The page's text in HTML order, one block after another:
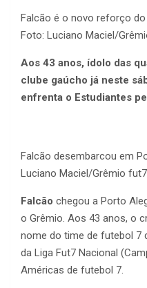
Falcão é o novo reforço
Foto: Luciano Maciel/
Aos 43 anos, ídolo das
clube gaúcho já neste
enfrenta o Estudiantes
Falcão desembarcou em
Luciano Maciel/Grêmio fut7
Falcão chegou a Porto
o Grêmio. Aos 43 anos, o
nome do time de futebol 7
da Liga Fut7 Nacional
Américas de futebol 7.